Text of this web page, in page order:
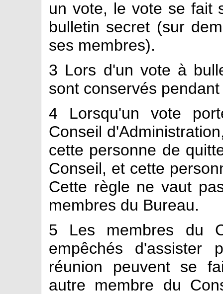
un vote, le vote se fait
bulletin secret (sur
ses membres).
3 Lors d'un vote à
sont conservés
4 Lorsqu'un vote
Conseil
cette personne de
Conseil, et cette
Cette règle ne vaut
membres du Bureau.
5 Les membres du
empêchés d'assister
réunion peuvent se
autre membre du